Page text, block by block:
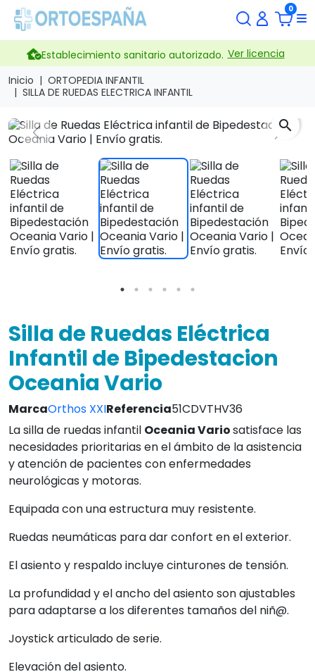
0
Establecimiento sanitario autorizado. Ver licencia
Inicio
ORTOPEDIA INFANTIL
SILLA DE RUEDAS ELECTRICA INFANTIL
Previous Next
search
Silla de Ruedas Eléctrica
Infantil de Bipedestacion
Oceania Vario
MarcaOrthos XXIReferencia51CDVTHV36
La silla de ruedas infantil Oceania Variosatisface las
necesidades prioritarias en el ámbito de la asistencia
y atención de pacientes con enfermedades
neurológicas y motoras.
Equipada con una estructura muy resistente.
Ruedas neumáticas para dar confort en el exterior.
El asiento y respaldo incluye cinturones de tensión.
La profundidad y el ancho del asiento son ajustables
para adaptarse a los diferentes tamaños del niñ@.
Joystick articulado de serie.
Elevación del asiento.